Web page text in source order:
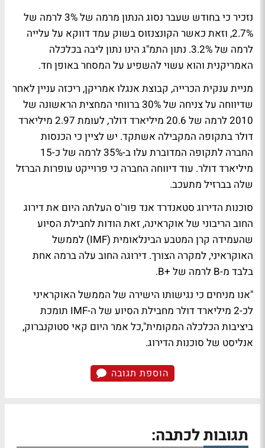
נזכיר כי בחודש שעבר נסוג הנתון מרמה של 3% לרמה של
2.7%, וזאת כאשר הקונצנזוס בשוק עמד דווקא על עלייה
לרמה של 3.2%. נתון התמ"ג הינו נתון ליבה בכלכלה
האמריקנית והוא עשוי להשפיע על המסחר באופן חד.
מניית ענקית הכרייה, קבוצת אנגלו אמריקן, ריכזה עניין לאחר
שדיווחה על צניחה של 30% ברווחי המחצית הראשונה של
2010 לרמה של 20.6 מיליארד דולר, לעומת 2.97 מיליארד
דולר בתקופה המקבילה אשתקד. יש לציין כי הכנסות
החברה לתקופה המדוברת עלו ב-35% לרמה של כ-15
מיליארד דולר. עוד דיווחה החברה כי פרוייקט עופרות הברזל
שלה בברזיל מתעכב.
סוכנות הדירוג סטאנדרד אנד פור'ס העלתה היום את דירוג
החוב הריבוני של אוקראינה, זאת הודות לחבילת הסיוע
שהעמידה קרן המטבע הבינלאומית (IMF) לממשל
האוקראיני, למקרה הצורך. דירוגה החוב עלה ברמה אחת
בלבד מ-B לרמה של +B.
"אנו מניחים כי נגישותו הישירה של הממשל האוקראיני
לכ-2 מיליארד דולר מחבילת הסיוע של ה-IMF תומכת
ביציבות הכלכלה המקומית",כל אמר היום קאי סטוקנברוק,
אנליסט של סוכנות הדירוג.
הוספת תגובה
תגובות לכתבה: